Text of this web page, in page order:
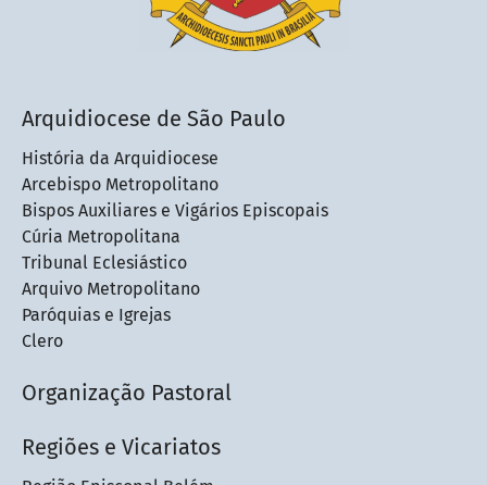
Arquidiocese de São Paulo
História da Arquidiocese
Arcebispo Metropolitano
Bispos Auxiliares e Vigários Episcopais
Cúria Metropolitana
Tribunal Eclesiástico
Arquivo Metropolitano
Paróquias e Igrejas
Clero
Organização Pastoral
Regiões e Vicariatos